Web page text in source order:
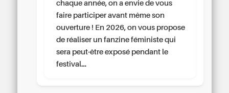
chaque année, on a envie de vous
faire participer avant même son
ouverture ! En 2026, on vous propose
de réaliser un fanzine féministe qui
sera peut-être exposé pendant le
festival…